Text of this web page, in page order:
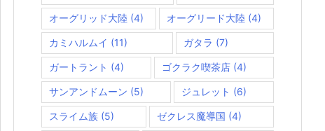
オーグリッド大陸 (4) オーグリード大陸 (4)
カミハルムイ (11) ガタラ (7)
ガートラント (4) ゴクラク喫茶店 (4)
サンアンドムーン (5) ジュレット (6)
スライム族 (5) ゼクレス魔導国 (4)